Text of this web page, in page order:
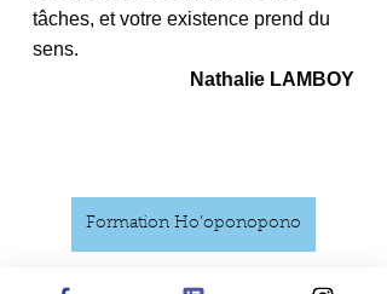
tâches, et votre existence prend du
sens.
Nathalie LAMBOY
Formation Ho’oponopono